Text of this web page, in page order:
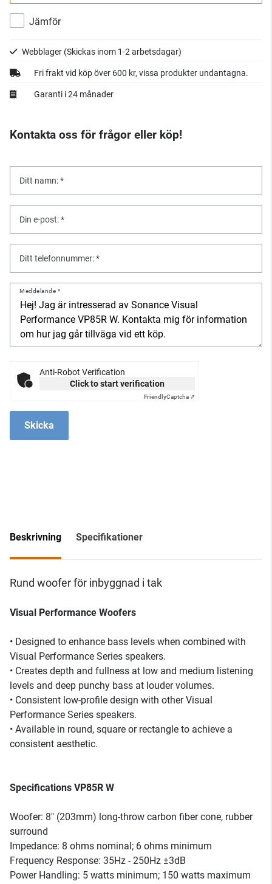
Jämför
Webblager (Skickas inom 1-2 arbetsdagar)
Fri frakt vid köp över 600 kr, vissa produkter undantagna.
Garanti i 24 månader
Kontakta oss för frågor eller köp!
Ditt namn:
Din e-post:
Ditt telefonnummer:
Meddelande
Anti-Robot Verification
Click to start verification
FriendlyCaptcha ⇗
Skicka
Beskrivning Specifikationer
Rund woofer för inbyggnad i tak
Visual Performance Woofers
• Designed to enhance bass levels when combined with
Visual Performance Series speakers.
• Creates depth and fullness at low and medium listening
levels and deep punchy bass at louder volumes.
• Consistent low-profile design with other Visual
Performance Series speakers.
• Available in round, square or rectangle to achieve a
consistent aesthetic.
Specifications VP85R W
Woofer: 8" (203mm) long-throw carbon fiber cone, rubber
surround
Impedance: 8 ohms nominal; 6 ohms minimum
Frequency Response: 35Hz - 250Hz ±3dB
Power Handling: 5 watts minimum; 150 watts maximum